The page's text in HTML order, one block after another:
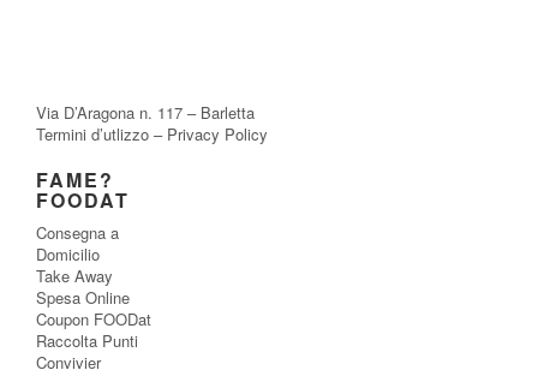
Via D’Aragona n. 117 – Barletta
Termini d’utlizzo – Privacy Policy
FAME?
FOODAT
Consegna a
Domicilio
Take Away
Spesa Online
Coupon FOODat
Raccolta Punti
Convivier